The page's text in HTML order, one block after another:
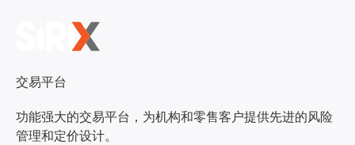
交易平台
功能强大的交易平台，为机构和零售客户提供先进的风险
管理和定价设计。